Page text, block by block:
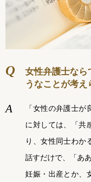
女性弁護士なら
うなことが考え
「女性の弁護士
に対しては、「共
り、女性同士わか
話すだけで、「あ
妊娠・出産とか、